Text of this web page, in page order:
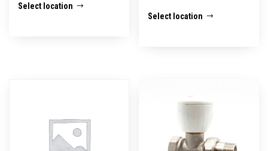
Select location
Select location